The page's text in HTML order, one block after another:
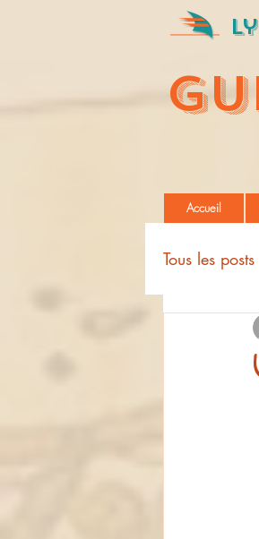
Accueil
Tous les posts
Projets